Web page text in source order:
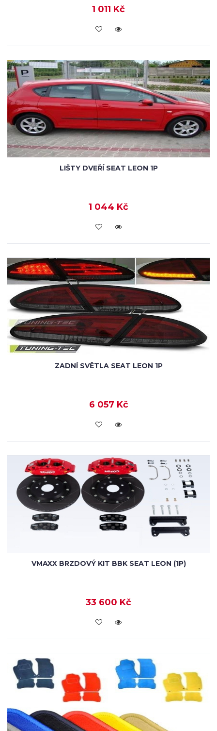
1 011 Kč
KOUPIT
LIŠTY DVEŘÍ SEAT LEON 1P
1 044 Kč
KOUPIT
ZADNÍ SVĚTLA SEAT LEON 1P
6 057 Kč
KOUPIT
VMAXX BRZDOVÝ KIT BBK SEAT LEON (1P)
33 600 Kč
KOUPIT